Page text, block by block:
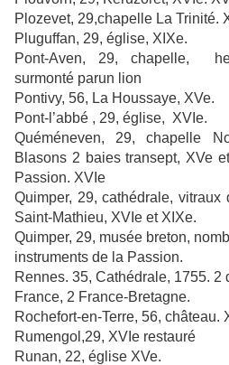
Plozevet, 29,chapelle La Trinité.
Pluguffan, 29, église, XIXe.
Pont-Aven, 29, chapelle,
surmonté parun lion
Pontivy, 56, La Houssaye, XVe.
Pont-l’abbé , 29, église, XVIe.
Quéméneven, 29, chapelle
Blasons 2 baies transept, XVe
Passion. XVIe
Quimper, 29, cathédrale,
Saint-Mathieu, XVIe et XIXe.
Quimper, 29, musée breton,
instruments de la Passion.
Rennes. 35, Cathédrale, 1755. 2
France, 2 France-Bretagne.
Rochefort-en-Terre, 56, château.
Rumengol,29, XVIe restauré
Runan, 22, église XVe.